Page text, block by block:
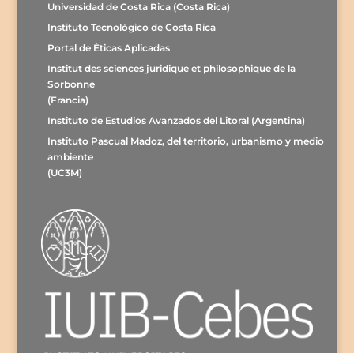
Universidad de Costa Rica (Costa Rica)
Instituto Tecnológico de Costa Rica
Portal de Éticas Aplicadas
Institut des sciences juridique et philosophique de la
Sorbonne
(Francia)
Instituto de Estudios Avanzados del Litoral (Argentina)
Instituto Pascual Madoz, del territorio, urbanismo y medio
ambiente
(UC3M)